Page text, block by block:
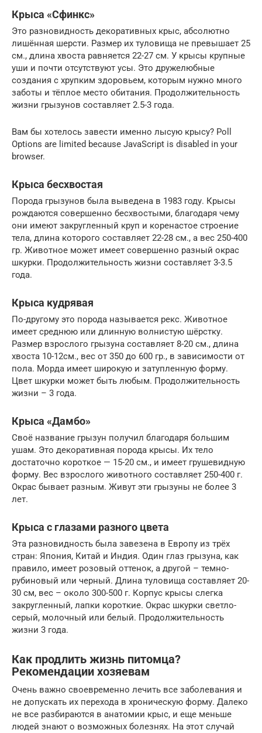
Крыса «Сфинкс»
Это разновидность декоративных крыс, абсолютно
лишённая шерсти. Размер их туловища не превышает 25
см., длина хвоста равняется 22-27 см. У крысы крупные
уши и почти отсутствуют усы. Это дружелюбные
создания с хрупким здоровьем, которым нужно много
заботы и тёплое место обитания. Продолжительность
жизни грызунов составляет 2.5-3 года.
Вам бы хотелось завести именно лысую крысу? Poll
Options are limited because JavaScript is disabled in your
browser.
Крыса бесхвостая
Порода грызунов была выведена в 1983 году. Крысы
рождаются совершенно бесхвостыми, благодаря чему
они имеют закругленный круп и коренастое строение
тела, длина которого составляет 22-28 см., а вес 250-400
гр. Животное может имеет совершенно разный окрас
шкурки. Продолжительность жизни составляет 3-3.5
года.
Крыса кудрявая
По-другому это порода называется рекс. Животное
имеет среднюю или длинную волнистую шёрстку.
Размер взрослого грызуна составляет 8-20 см., длина
хвоста 10-12см., вес от 350 до 600 гр., в зависимости от
пола. Морда имеет широкую и затупленную форму.
Цвет шкурки может быть любым. Продолжительность
жизни – 3 года.
Крыса «Дамбо»
Своё название грызун получил благодаря большим
ушам. Это декоративная порода крысы. Их тело
достаточно короткое — 15-20 см., и имеет грушевидную
форму. Вес взрослого животного составляет 250-400 г.
Окрас бывает разным. Живут эти грызуны не более 3
лет.
Крыса с глазами разного цвета
Эта разновидность была завезена в Европу из трёх
стран: Япония, Китай и Индия. Один глаз грызуна, как
правило, имеет розовый оттенок, а другой – темно-
рубиновый или черный. Длина туловища составляет 20-
30 см, вес – около 300-500 г. Корпус крысы слегка
закругленный, лапки короткие. Окрас шкурки светло-
серый, молочный или белый. Продолжительность
жизни 3 года.
Как продлить жизнь питомца?
Рекомендации хозяевам
Очень важно своевременно лечить все заболевания и
не допускать их перехода в хроническую форму. Далеко
не все разбираются в анатомии крыс, и еще меньше
людей знают о возможных болезнях. На этот случай